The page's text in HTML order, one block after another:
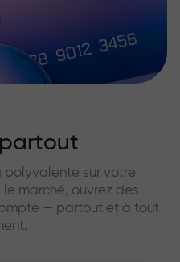
sur votre
marché, ouvrez des
— partout et à tout